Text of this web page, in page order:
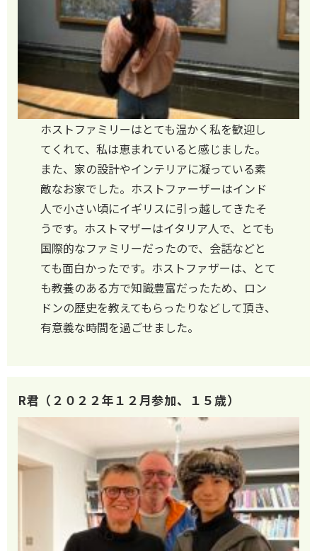
ホストファミリーはとても温かく私を歓迎し
てくれて、私は恵まれていると感じました。
また、家の設計やインテリアに凝っている素
敵なお家でした。ホストファーザーはインド
人で小さい頃にイギリスに引っ越してきたそ
うです。ホストマザーはイタリア人で、とても
国際的なファミリーだったので、会話などと
ても面白かったです。ホストファザーは、とて
も教養のある方で知識豊富だったため、ロン
ドンの歴史を教えてもらったりなどして頂き、
有意義な時間を過ごせました。
R君（２０２２年１２月参加、１５歳）